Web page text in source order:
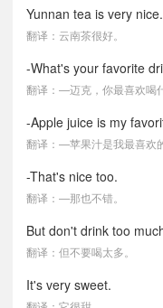
Yunnan tea is very nice.
翻译：云南茶很好。
-What's your favorite
翻译：—迈克，你最喜欢喝
-Apple juice is my
翻译：—苹果汁是我最喜欢的
-That's nice too.
翻译：—那也不错。
But don't drink too
翻译：但不要喝太多。
It's very sweet.